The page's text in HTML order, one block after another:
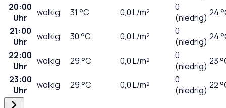
20:00
Uhr
wolkig 31 °C 0,0L/m²
0
(niedrig) 24
21:00
Uhr
wolkig 30°C 0,0L/m²
0
(niedrig) 24
22:00
Uhr
wolkig 29°C 0,0L/m²
0
(niedrig) 23
23:00
Uhr
wolkig 29°C 0,0L/m²
0
(niedrig) 22